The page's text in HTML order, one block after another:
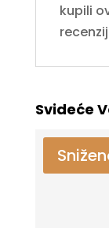
kupili
Svideće